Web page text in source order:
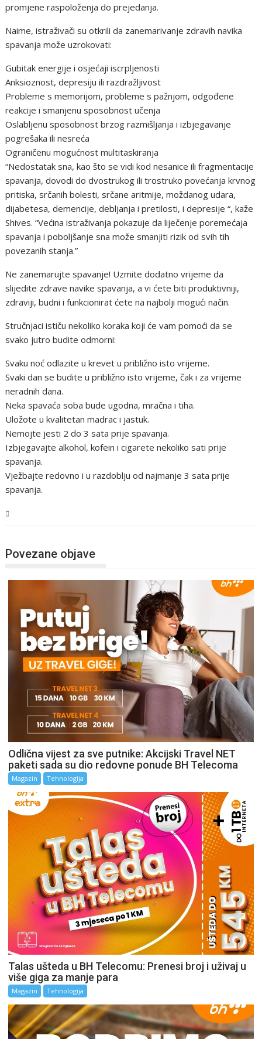
promjene raspoloženja do prejedanja.
Naime, istraživači su otkrili da zanemarivanje zdravih navika
spavanja može uzrokovati:
Gubitak energije i osjećaji iscrpljenosti
Anksioznost, depresiju ili razdražljivost
Probleme s memorijom, probleme s pažnjom, odgođene
reakcije i smanjenu sposobnost učenja
Oslabljenu sposobnost brzog razmišljanja i izbjegavanje
pogrešaka ili nesreća
Ograničenu mogućnost multitaskiranja
“Nedostatak sna, kao što se vidi kod nesanice ili fragmentacije
spavanja, dovodi do dvostrukog ili trostruko povećanja krvnog
pritiska, srčanih bolesti, srčane aritmije, moždanog udara,
dijabetesa, demencije, debljanja i pretilosti, i depresije “, kaže
Shives. “Većina istraživanja pokazuje da liječenje poremećaja
spavanja i poboljšanje sna može smanjiti rizik od svih tih
povezanih stanja.”
Ne zanemarujte spavanje! Uzmite dodatno vrijeme da
slijedite zdrave navike spavanja, a vi ćete biti produktivniji,
zdraviji, budni i funkcionirat ćete na najbolji mogući način.
Stručnjaci ističu nekoliko koraka koji će vam pomoći da se
svako jutro budite odmorni:
Svaku noć odlazite u krevet u približno isto vrijeme.
Svaki dan se budite u približno isto vrijeme, čak i za vrijeme
neradnih dana.
Neka spavaća soba bude ugodna, mračna i tiha.
Uložote u kvalitetan madrac i jastuk.
Nemojte jesti 2 do 3 sata prije spavanja.
Izbjegavajte alkohol, kofein i cigarete nekoliko sati prije
spavanja.
Vježbajte redovno i u razdoblju od najmanje 3 sata prije
spavanja.
Povezane objave
Odlična vijest za sve putnike: Akcijski Travel NET
paketi sada su dio redovne ponude BH Telecoma
Magazin Tehnologija
Talas ušteda u BH Telecomu: Prenesi broj i uživaj u
više giga za manje para
Magazin Tehnologija